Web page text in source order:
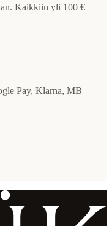
Kaikkiin yli 100 €
Pay, Klarna, MB